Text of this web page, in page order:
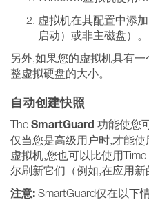
虚拟机在其配置中添
启动）或非主磁盘）。
另外,如果您的虚拟机具有
整虚拟硬盘的大小。
自动创建快照
The SmartGuard 功能使您
仅当您是高级用户时,才能
虚拟机,您也可以比使用
尔刷新它们（例如,在应用新
注意: SmartGuard仅在以下